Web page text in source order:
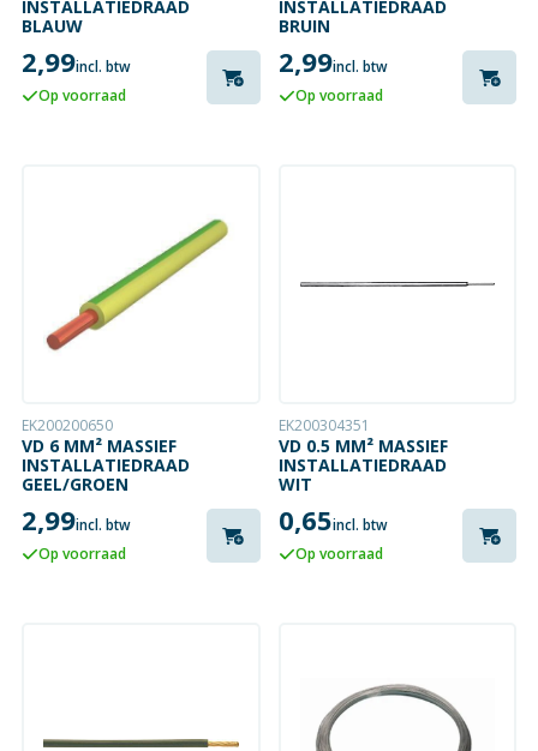
INSTALLATIEDRAAD
BLAUW
2,99incl. btw
Op voorraad
INSTALLATIEDRAAD
BRUIN
2,99incl. btw
Op voorraad
EK200200650
VD 6 MM² MASSIEF
INSTALLATIEDRAAD
GEEL/GROEN
2,99incl. btw
Op voorraad
EK200304351
VD 0.5 MM² MASSIEF
INSTALLATIEDRAAD
WIT
0,65incl. btw
Op voorraad